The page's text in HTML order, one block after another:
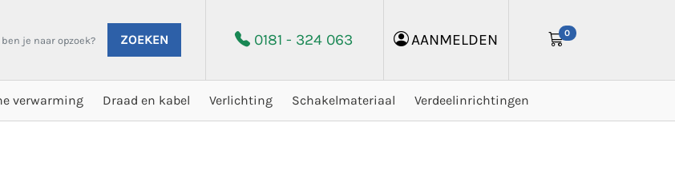
ZOEKEN 0181 - 324 063 AANMELDEN 0
verwarming Draad en kabel Verlichting Schakelmateriaal Verdeelinrichtingen